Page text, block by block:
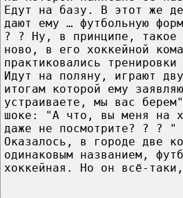
Едут на базу. В этот же
дают ему … футбольную
? ? Ну, в принципе, такое
ново, в его хоккейной
практиковались
Идут на поляну, играют
итогам которой ему
устраиваете, мы вас
шоке: "А что, вы меня на
даже не посмотрите? ? ? "
Оказалось, в городе две
одинаковым названием,
хоккейная. Но он всё-